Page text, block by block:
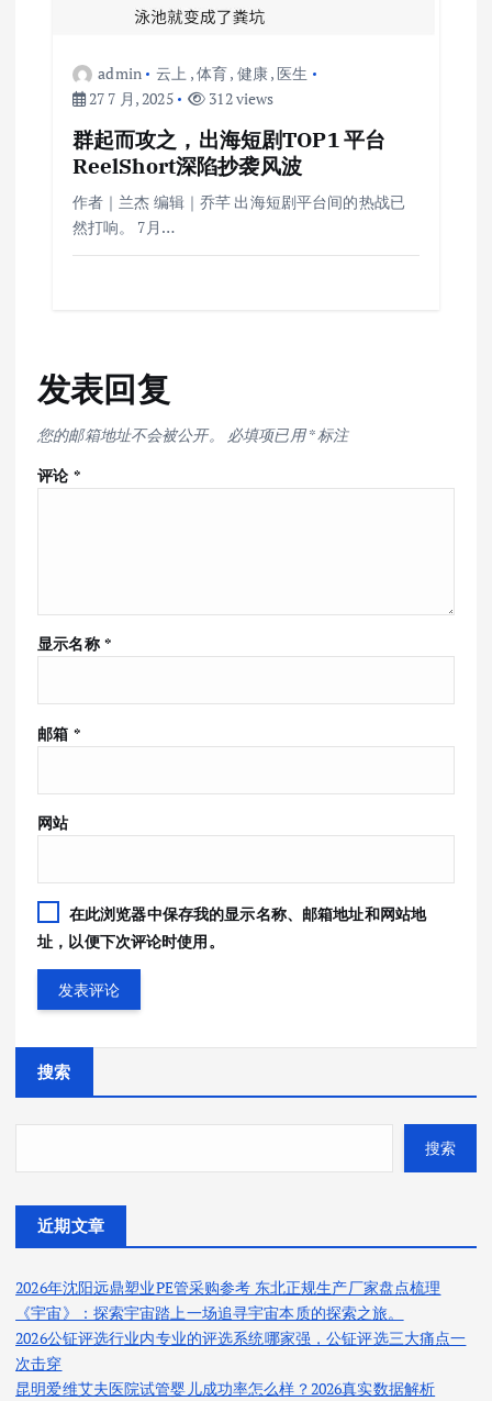
admin 云上 ,体育, 健康, 医生
27 7 月, 2025
312 views
群起而攻之，出海短剧TOP1 平台
ReelShort深陷抄袭风波
作者｜兰杰 编辑｜乔芊 出海短剧平台间的热战已
然打响。 7月…
发表回复
您的邮箱地址不会被公开。 必填项已用*标注
评论 *
显示名称 *
邮箱 *
网站
在此浏览器中保存我的显示名称、邮箱地址和网站地
址，以便下次评论时使用。
搜索
搜索
近期文章
2026年沈阳远鼎塑业PE管采购参考 东北正规生产厂家盘点梳理
《宇宙》：探索宇宙踏上一场追寻宇宙本质的探索之旅。
2026公钲评选行业内专业的评选系统哪家强，公钲评选三大痛点一
次击穿
昆明爱维艾夫医院试管婴儿成功率怎么样？2026真实数据解析